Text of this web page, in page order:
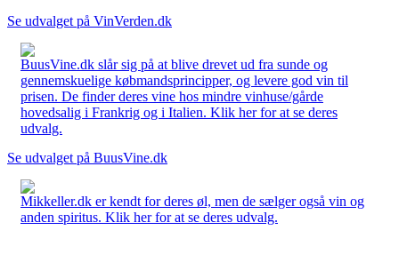
Se udvalget på VinVerden.dk
BuusVine.dk slår sig på at blive drevet ud fra sunde og
gennemskuelige købmandsprincipper, og levere god vin til
prisen. De finder deres vine hos mindre vinhuse/gårde
hovedsalig i Frankrig og i Italien. Klik her for at se deres
udvalg.
Se udvalget på BuusVine.dk
Mikkeller.dk er kendt for deres øl, men de sælger også vin og
anden spiritus. Klik her for at se deres udvalg.